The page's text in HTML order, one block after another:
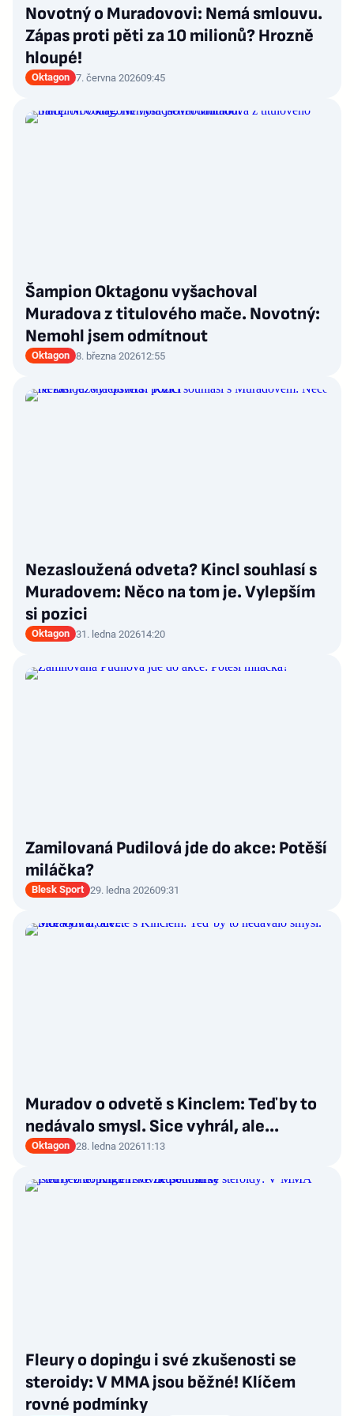
Novotný o Muradovovi: Nemá smlouvu.
Zápas proti pěti za 10 milionů? Hrozně
hloupé!
Oktagon 7. června 202609:45
Šampion Oktagonu vyšachoval
Muradova z titulového mače. Novotný:
Nemohl jsem odmítnout
Oktagon 8. března 202612:55
Nezasloužená odveta? Kincl souhlasí s
Muradovem: Něco na tom je. Vylepším
si pozici
Oktagon 31. ledna 202614:20
Zamilovaná Pudilová jde do akce: Potěší
miláčka?
Blesk Sport 29. ledna 202609:31
Muradov o odvetě s Kinclem: Teď by to
nedávalo smysl. Sice vyhrál, ale...
Oktagon 28. ledna 202611:13
Fleury o dopingu i své zkušenosti se
steroidy: V MMA jsou běžné! Klíčem
rovné podmínky